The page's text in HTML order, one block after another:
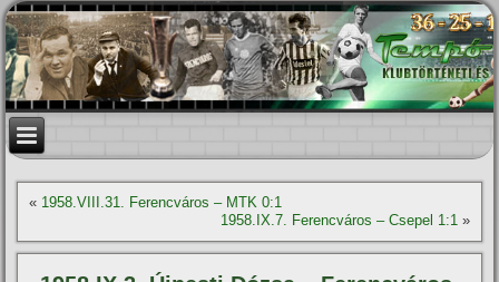
« 1958.VIII.31. Ferencváros – MTK 0:1
1958.IX.7. Ferencváros – Csepel 1:1»